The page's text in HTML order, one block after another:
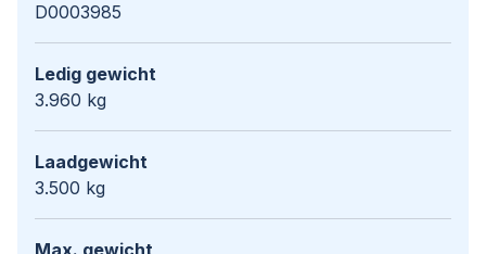
D0003985
Ledig gewicht
3.960 kg
Laadgewicht
3.500 kg
Max. gewicht